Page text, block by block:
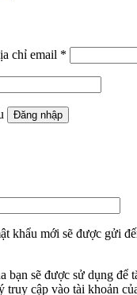
chỉ email *
buộc
Đăng nhập
khẩu mới sẽ được gửi
bạn sẽ được sử dụng để
truy cập vào tài khoản